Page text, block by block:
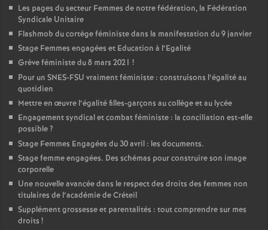
Les pages du secteur Femmes de notre fédération, la Fédération
Syndicale Unitaire
Flashmob du cortège féministe dans la manifestation du 9 janvier
Stage Femmes engagées et Education à l’Egalité
Grève féministe du 8 mars 2021 !
Pour un SNES-FSU vraiment féministe : construisons l’égalité au
quotidien
Mettre en œuvre l’égalité filles-garçons au collège et au lycée
Engagement syndical et combat féministe : la conciliation est-elle
possible?
Stage Femmes Engagées du 30 avril : les documents.
Stage femme engagées. Des schémas pour construire son image
corporelle
Une nouvelle avancée dans le respect des droits des femmes non
titulaires de l’académie de Créteil
Supplément grossesse et parentalités : tout comprendre sur mes
droits !